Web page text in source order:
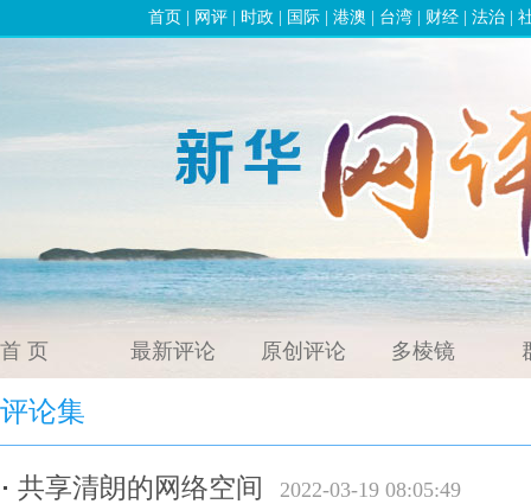
首页 网评 时政 国际 港澳 台湾 财经 法治
首 页 最新评论 原创评论 多棱镜
评论集
共享清朗的网络空间 2022-03-19 08:05:49